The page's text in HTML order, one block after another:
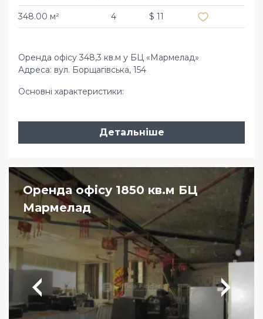
348.00 м² 4 $ 11
Оренда офісу 348,3 кв.м у БЦ «Мармелад»
Адреса: вул. Борщагівська, 154
Основні характеристики:
Детальніше
Оренда офісу 1850 кв.м БЦ
Мармелад